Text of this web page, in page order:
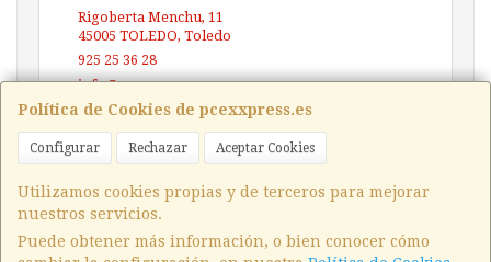
Política de Cookies de pcexxpress.es
Configurar Rechazar Aceptar Cookies
Utilizamos cookies propias y de terceros para mejorar
nuestros servicios.
Puede obtener más información, o bien conocer cómo
Rigoberta Menchu, 11
45005 TOLEDO, Toledo
925 25 36 28
info@pcexxpress.es
Horario
10 - 14 / 17 - 20 Sábado / Domingo (CERRADO)